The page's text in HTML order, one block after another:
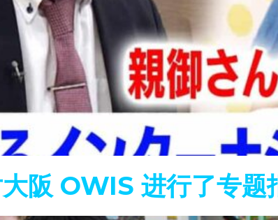
阪 OWIS 进行了专题